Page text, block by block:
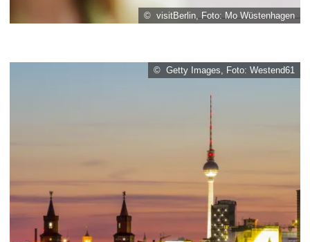
© visitBerlin, Foto: Mo Wüstenhagen
© Getty Images, Foto: Westend61